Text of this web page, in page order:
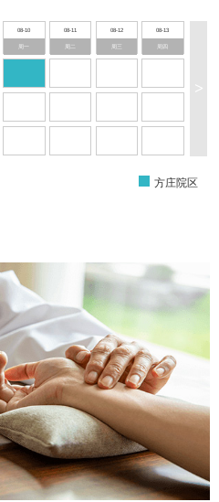
08-10
周一
08-11 08-12
周三
08-13
周四
>
方庄院区